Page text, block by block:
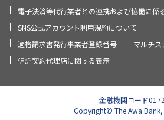
電子決済等代行業者との連携および協働に係
SNS公式アカウント利用規約について
適格請求書発行事業者登録番号
マルチ
信託契約代理店に関する表示
金融機関コード0172
Copyright© The Awa